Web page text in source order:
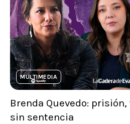
MULTIMEDIA
Brenda Quevedo:
sin sentencia